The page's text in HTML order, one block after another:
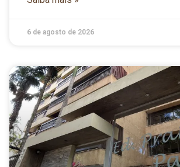
6 de agosto de 2026